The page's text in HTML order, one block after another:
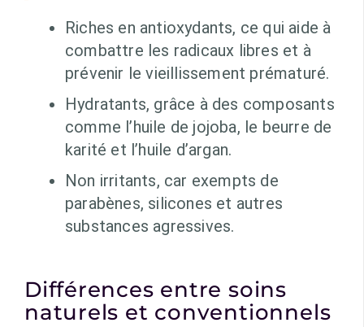
Riches en antioxydants, ce qui aide à
combattre les radicaux libres et à
prévenir le vieillissement prématuré.
Hydratants, grâce à des composants
comme l’huile de jojoba, le beurre de
karité et l’huile d’argan.
Non irritants, car exempts de
parabènes, silicones et autres
substances agressives.
Différences entre soins
naturels et conventionnels